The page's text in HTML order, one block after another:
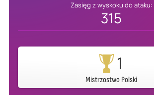
Zasięg z wyskoku do ataku:
315
1
Mistrzostwo Polski